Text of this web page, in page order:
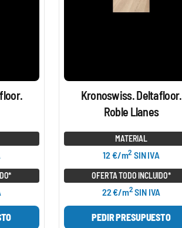
Kronoswiss. Deltafloor.
Roble Llanes
MATERIAL
12 €/m2 SIN IVA
OFERTA TODO INCLUIDO*
22 €/m2SIN IVA
PEDIR PRESUPUESTO